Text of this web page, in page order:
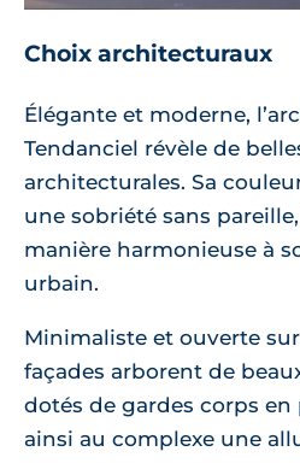
Choix architecturaux
Élégante et moderne,
Tendanciel révèle de
architecturales. Sa
une sobriété sans
manière harmonieuse à
urbain.
Minimaliste et ouverte sur
façades arborent de
dotés de gardes corps
ainsi au complexe une